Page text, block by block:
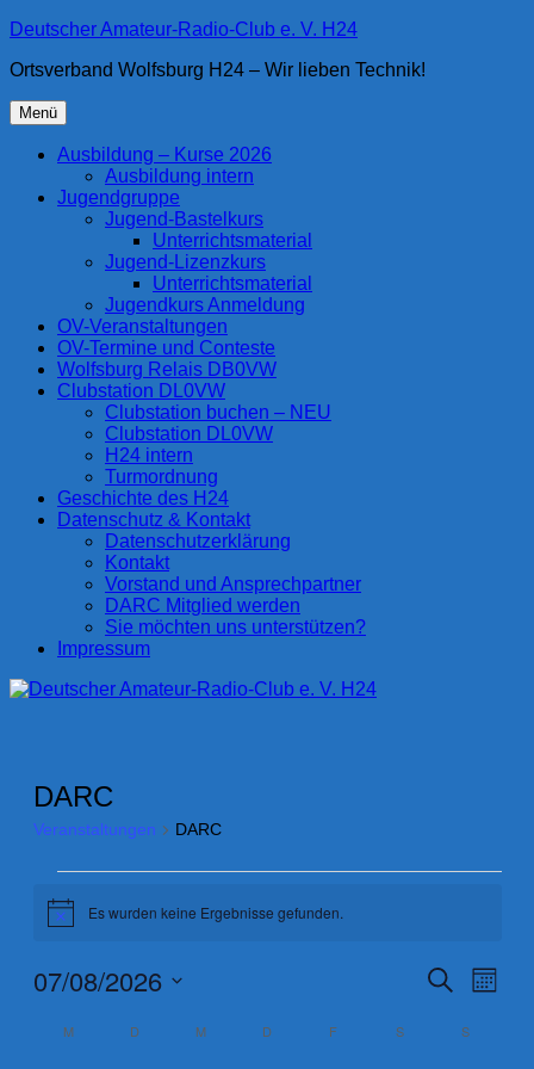
Zum
springen
Deutscher Amateur-Radio-Club e. V. H24
Ortsverband Wolfsburg H24 – Wir lieben Technik!
Menü
Ausbildung – Kurse 2026
Ausbildung intern
Jugendgruppe
Jugend-Bastelkurs
Unterrichtsmaterial
Jugend-Lizenzkurs
Unterrichtsmaterial
Jugendkurs Anmeldung
OV-Veranstaltungen
OV-Termine und Conteste
Wolfsburg Relais DB0VW
Clubstation DL0VW
Clubstation buchen – NEU
Clubstation DL0VW
H24 intern
Turmordnung
Geschichte des H24
Datenschutz & Kontakt
Datenschutzerklärung
Kontakt
Vorstand und Ansprechpartner
DARC Mitglied werden
Sie möchten uns unterstützen?
Impressum
DARC
Veranstaltungen DARC
HinweisEs wurden keine Ergebnisse gefunden.
und
Suche
Monat
07/08/2026
wählen.
Kalender
M MONTAGDDIENSTAG
M MITTWOCH
D DONNERSTAG
F SSAMSTAGS